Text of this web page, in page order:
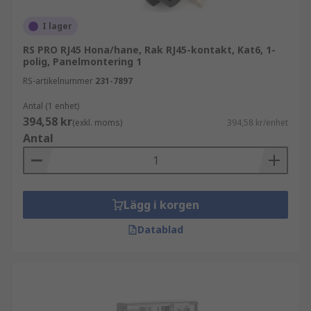
Vanliga typer av RJ-kontaktdon
I nätverks- och teleinstallationer förekommer
flera varianter av RJ-kontakter beroende på
typer är: RJ11, RJ12, RJ22, RJ25, RJ45, RJ48 och
RJ50.
RJ45 används främst för Ethernet och datanät,
medan övriga kontaktdon ofta förekommer i
telefoni, styrsystem och specialiserade
kommunikationslösningar.
Användningsområden för
I lager
RS PRO RJ45 Hona/hane, Rak RJ45-kontakt, Kat6, 1-
polig, Panelmontering 1
RS-artikelnummer 231-7897
Antal (1 enhet)
394,58 kr(exkl. moms) 394,58 kr/enhet
Antal
Lägg i korgen
Datablad